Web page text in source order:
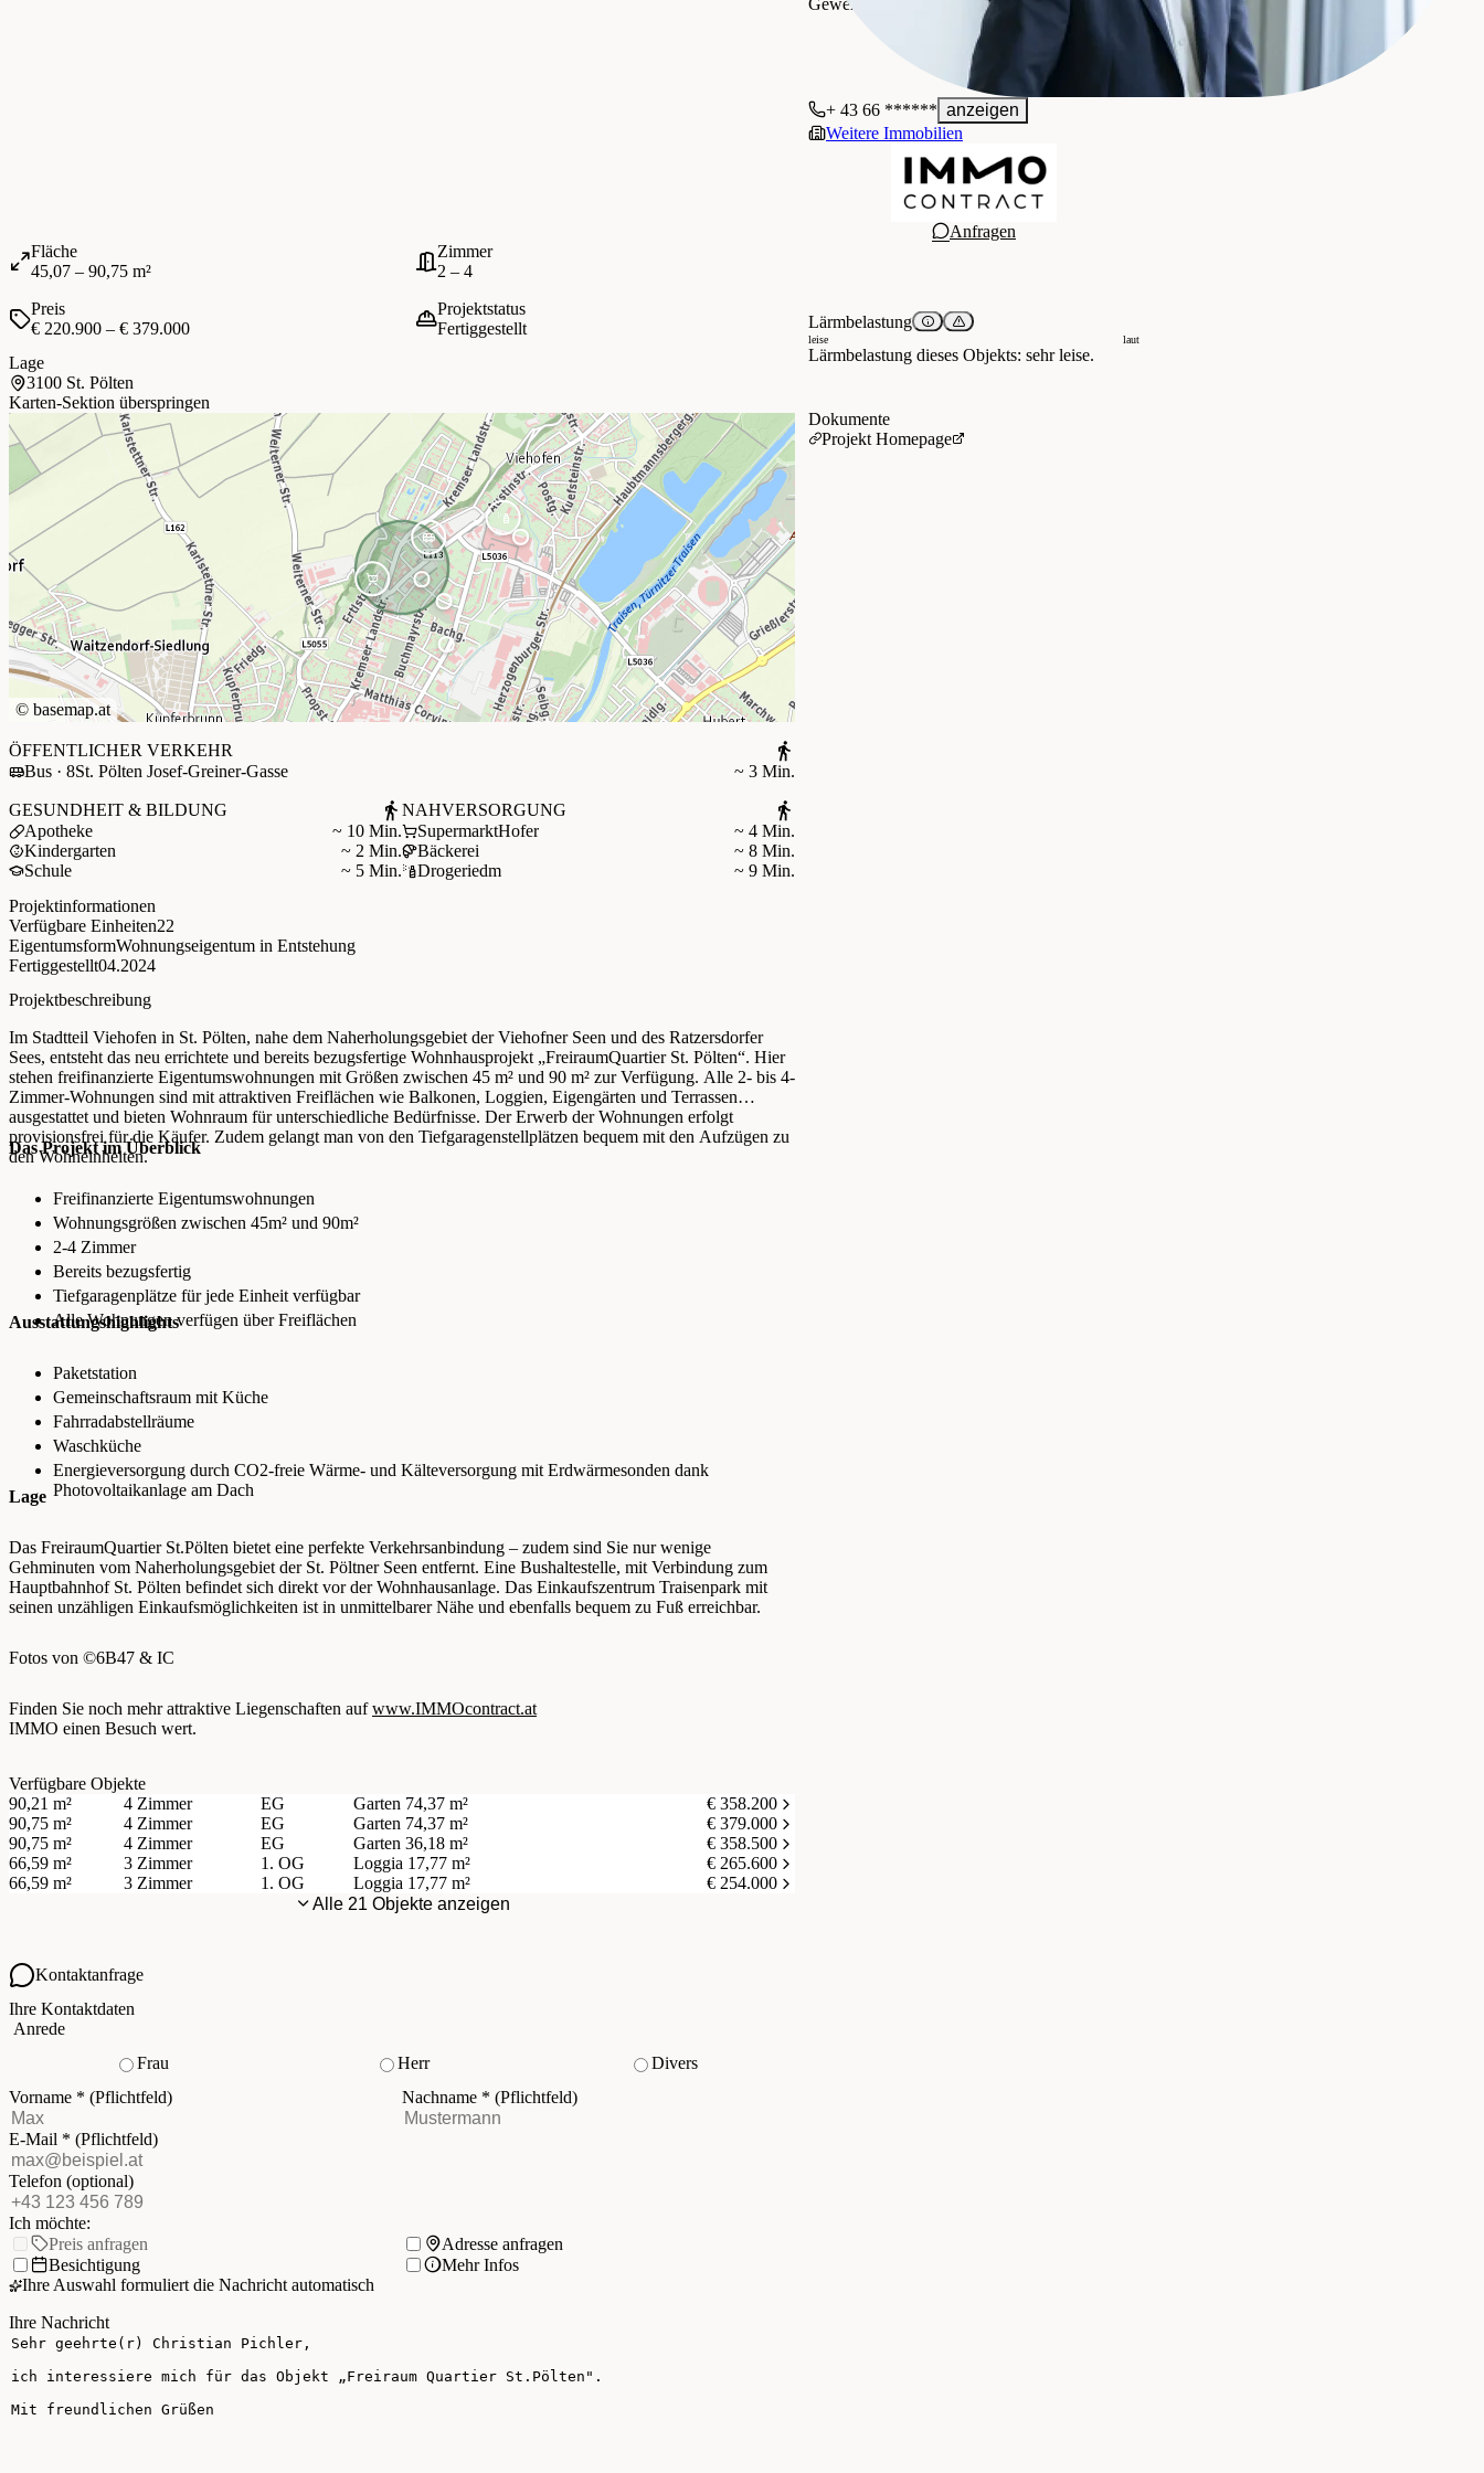
Fläche
45,07 – 90,75 m²
Zimmer
2 – 4
Preis
€ 220.900 – € 379.000
Projektstatus
Fertiggestellt
Lage
3100 St. Pölten
Karten-Sektion überspringen
+
−
© basemap.at
ÖFFENTLICHER VERKEHR
Bus · 8St. Pölten Josef-Greiner-Gasse ~ 3 Min.
GESUNDHEIT & BILDUNG
Apotheke
~ 10 Min.
Kindergarten
~ 2 Min.
Schule
~ 5 Min.
NAHVERSORGUNG
SupermarktHofer
~ 4 Min.
Bäckerei
~ 8 Min.
Drogeriedm
~ 9 Min.
Projektinformationen
Verfügbare Einheiten22
EigentumsformWohnungseigentum in Entstehung
Fertiggestellt04.2024
Projektbeschreibung
Im Stadtteil Viehofen in St. Pölten, nahe dem Naherholungsgebiet der Viehofner Seen und des Ratzersdorfer
Sees, entsteht das neu errichtete und bereits bezugsfertige Wohnhausprojekt „FreiraumQuartier St. Pölten“. Hier
stehen freifinanzierte Eigentumswohnungen mit Größen zwischen 45 m² und 90 m² zur Verfügung. Alle 2- bis 4-
Zimmer-Wohnungen sind mit attraktiven Freiflächen wie Balkonen, Loggien, Eigengärten und Terrassen
ausgestattet und bieten Wohnraum für unterschiedliche Bedürfnisse. Der Erwerb der Wohnungen erfolgt
provisionsfrei für die Käufer. Zudem gelangt man von den Tiefgaragenstellplätzen bequem mit den Aufzügen zu
den Wohneinheiten.
Das Projekt im Überblick
Freifinanzierte Eigentumswohnungen
Wohnungsgrößen zwischen 45m² und 90m²
2-4 Zimmer
Bereits bezugsfertig
Tiefgaragenplätze für jede Einheit verfügbar
Alle Wohnungen verfügen über Freiflächen
Ausstattungshighlights
Paketstation
Gemeinschaftsraum mit Küche
Fahrradabstellräume
Waschküche
Energieversorgung durch CO2-freie Wärme- und Kälteversorgung mit Erdwärmesonden dank
Photovoltaikanlage am Dach
Lage
Das FreiraumQuartier St.Pölten bietet eine perfekte Verkehrsanbindung – zudem sind Sie nur wenige
Gehminuten vom Naherholungsgebiet der St. Pöltner Seen entfernt. Eine Bushaltestelle, mit Verbindung zum
Hauptbahnhof St. Pölten befindet sich direkt vor der Wohnhausanlage. Das Einkaufszentrum Traisenpark mit
seinen unzähligen Einkaufsmöglichkeiten ist in unmittelbarer Nähe und ebenfalls bequem zu Fuß erreichbar.
Fotos von ©6B47 & IC
Finden Sie noch mehr attraktive Liegenschaften aufwww.IMMOcontract.at
IMMO einen Besuch wert.
Verfügbare Objekte
90,21 m²
4 Zimmer EG Garten 74,37 m²
€ 358.200
90,75 m²
4 Zimmer EG Garten 74,37 m²
€ 379.000
90,75 m²
4 Zimmer EG Garten 36,18 m²
€ 358.500
66,59 m²
3 Zimmer 1. OG Loggia 17,77 m²
€ 265.600
66,59 m²
3 Zimmer 1. OG Loggia 17,77 m²
€ 254.000
Alle 21 Objekte anzeigen
Lärmbelastung
leise laut
Lärmbelastung dieses Objekts: sehr leise.
Dokumente
Projekt Homepage
+ 43 66 ****** anzeigen
Weitere Immobilien
Anfragen
Kontaktanfrage
Ihre Kontaktdaten
Anrede
Frau
Herr
Divers
Vorname * (Pflichtfeld) Nachname * (Pflichtfeld)
E-Mail * (Pflichtfeld)
Telefon (optional)
Ich möchte:
Preis anfragen
Adresse anfragen
Besichtigung
Mehr Infos
Ihre Auswahl formuliert die Nachricht automatisch
Ihre Nachricht